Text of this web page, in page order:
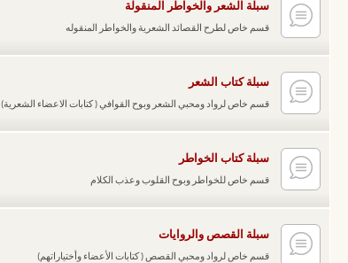
سبلة الشعر والخواطر المنقولة
قسم خاص لطرح القصائد الشعرية والخواطر المنقوله
سبلة كتاب الشعر
قسم خاص لرواد ومحبي الشعر وبوح القوافي ( كتابات الاعضاء الشعرية)
سبلة كتاب الخواطر
قسم خاص للخواطر وبوح القلوب وعذب الكلام
سبلة القصص والروايات
قسم خاص لرواد ومحبي القصص ( كتابات الأعضاء وأختياراتهم)